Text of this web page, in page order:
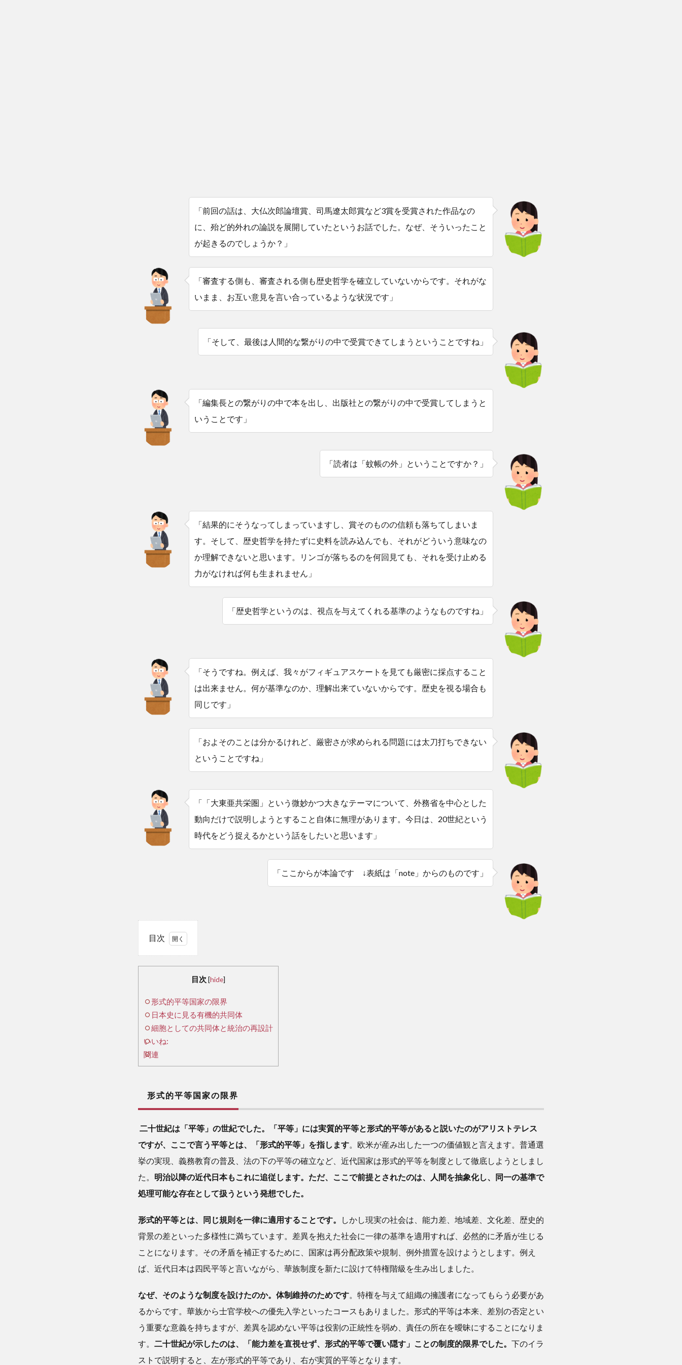
「前回の話は、大仏次郎論壇賞、司馬遼太郎賞など3賞を受賞された作品なの
に、殆ど的外れの論説を展開していたというお話でした。なぜ、そういったこと
が起きるのでしょうか？」
「審査する側も、審査される側も歴史哲学を確立していないからです。それがな
いまま、お互い意見を言い合っているような状況です」
「そして、最後は人間的な繋がりの中で受賞できてしまうということですね」
「編集長との繋がりの中で本を出し、出版社との繋がりの中で受賞してしまうと
いうことです」
「読者は「蚊帳の外」ということですか？」
「結果的にそうなってしまっていますし、賞そのものの信頼も落ちてしまいま
す。そして、歴史哲学を持たずに史料を読み込んでも、それがどういう意味なの
か理解できないと思います。リンゴが落ちるのを何回見ても、それを受け止める
力がなければ何も生まれません」
「歴史哲学というのは、視点を与えてくれる基準のようなものですね」
「そうですね。例えば、我々がフィギュアスケートを見ても厳密に採点すること
は出来ません。何が基準なのか、理解出来ていないからです。歴史を視る場合も
同じです」
「およそのことは分かるけれど、厳密さが求められる問題には太刀打ちできない
ということですね」
「「大東亜共栄圏」という微妙かつ大きなテーマについて、外務省を中心とした
動向だけで説明しようとすること自体に無理があります。今日は、20世紀という
時代をどう捉えるかという話をしたいと思います」
「ここからが本論です ↓表紙は「note」からのものです」
目次
的
平
等
国
家
2
日
本
史
見
る
機
共
同
細
胞
し
て
目次 [hide]
形式的平等国家の限界
日本史に見る有機的共同体
細胞としての共同体と統治の再設計
いいね:
関連
形式的平等国家の限界
二十世紀は「平等」の世紀でした。「平等」には実質的平等と形式的平等があると説いたのがアリストテレス
ですが、ここで言う平等とは、「形式的平等」を指します 。欧米が産み出した一つの価値観と言えます。普通選
挙の実現、義務教育の普及、法の下の平等の確立など、近代国家は形式的平等を制度として徹底しようとしまし
た。 明治以降の近代日本もこれに追従します。ただ、ここで前提とされたのは、人間を抽象化し、同一の基準で
処理可能な存在として扱うという発想でした。
形式的平等とは、同じ規則を一律に適用することです。
しかし現実の社会は、能力差、地域差、文化差、歴史的
背景の差といった多様性に満ちています。差異を抱えた社会に一律の基準を適用すれば、必然的に矛盾が生じる
ことになります。その矛盾を補正するために、国家は再分配政策や規制、例外措置を設けようとします。例え
ば、近代日本は四民平等と言いながら、華族制度を新たに設けて特権階級を生み出しました。
なぜ、そのような制度を設けたのか。体制維持のためです 。特権を与えて組織の擁護者になってもらう必要があ
るからです。華族から士官学校への優先入学といったコースもありました。形式的平等は本来、差別の否定とい
う重要な意義を持ちますが、差異を認めない平等は役割の正統性を弱め、責任の所在を曖昧にすることになりま
す。
二十世紀が示したのは、「能力差を直視せず、形式的平等で覆い隠す」ことの制度的限界でした。 下のイラ
ストで説明すると、左が形式的平等であり、右が実質的平等となります。